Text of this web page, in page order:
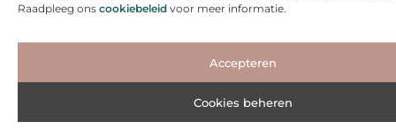
Raadpleeg ons cookiebeleid voor meer informatie.
Accepteren
Cookies beheren